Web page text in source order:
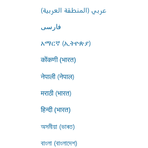
عربي (المنطقة العربية)
فارسى
አማርኛ (ኢትዮጵያ)
कोंकणी (भारत)
नेपाली (नेपाल)
मराठी (भारत)
हिन्दी (भारत)
অসমীয়া (ভাৰত)
বাংলা (বাংলাদেশ)